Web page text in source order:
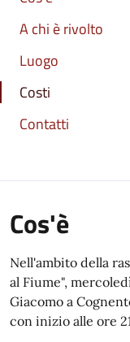
A chi è rivolto
Luogo
Costi
Contatti
Cos'è
Nell'ambito della
al Fiume",
Giacomo a
con inizio alle ore